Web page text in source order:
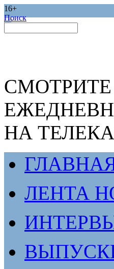
16+
Поиск
СМОТРИТЕ
НА
ЛЕНТА